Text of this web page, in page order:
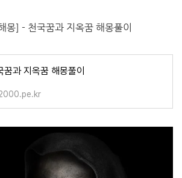
] - 천국꿈과 지옥꿈 해몽풀이
꿈과 지옥꿈 해몽풀이